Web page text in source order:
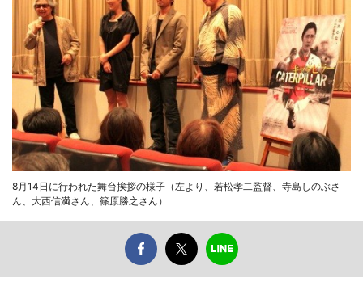
8月14日に行われた舞台挨拶の様子（左より、若松孝二監督、寺島しのぶさ
ん、大西信満さん、篠原勝之さん）